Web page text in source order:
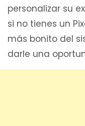
personalizar su
si no tienes un
más bonito del
darle una